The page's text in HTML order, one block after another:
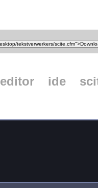
editor ide